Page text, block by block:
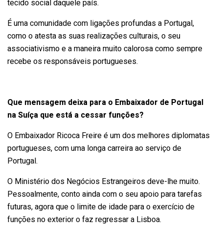
tecido social daquele país.
É uma comunidade com ligações profundas a Portugal,
como o atesta as suas realizações culturais, o seu
associativismo e a maneira muito calorosa como sempre
recebe os responsáveis portugueses.
Que mensagem deixa para o Embaixador de Portugal
na Suíça que está a cessar funções?
O Embaixador Ricoca Freire é um dos melhores diplomatas
portugueses, com uma longa carreira ao serviço de
Portugal.
O Ministério dos Negócios Estrangeiros deve-lhe muito.
Pessoalmente, conto ainda com o seu apoio para tarefas
futuras, agora que o limite de idade para o exercício de
funções no exterior o faz regressar a Lisboa.